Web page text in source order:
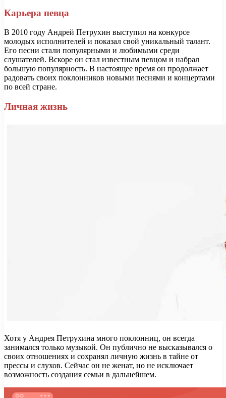
Карьера певца
В 2010 году Андрей Петрухин выступил на конкурсе
молодых исполнителей и показал свой уникальный талант.
Его песни стали популярными и любимыми среди
слушателей. Вскоре он стал известным певцом и набрал
большую популярность. В настоящее время он продолжает
радовать своих поклонников новыми песнями и концертами
по всей стране.
Личная жизнь
Хотя у Андрея Петрухина много поклонниц, он всегда
занимался только музыкой. Он публично не высказывался о
своих отношениях и сохранял личную жизнь в тайне от
прессы и слухов. Сейчас он не женат, но не исключает
возможность создания семьи в дальнейшем.